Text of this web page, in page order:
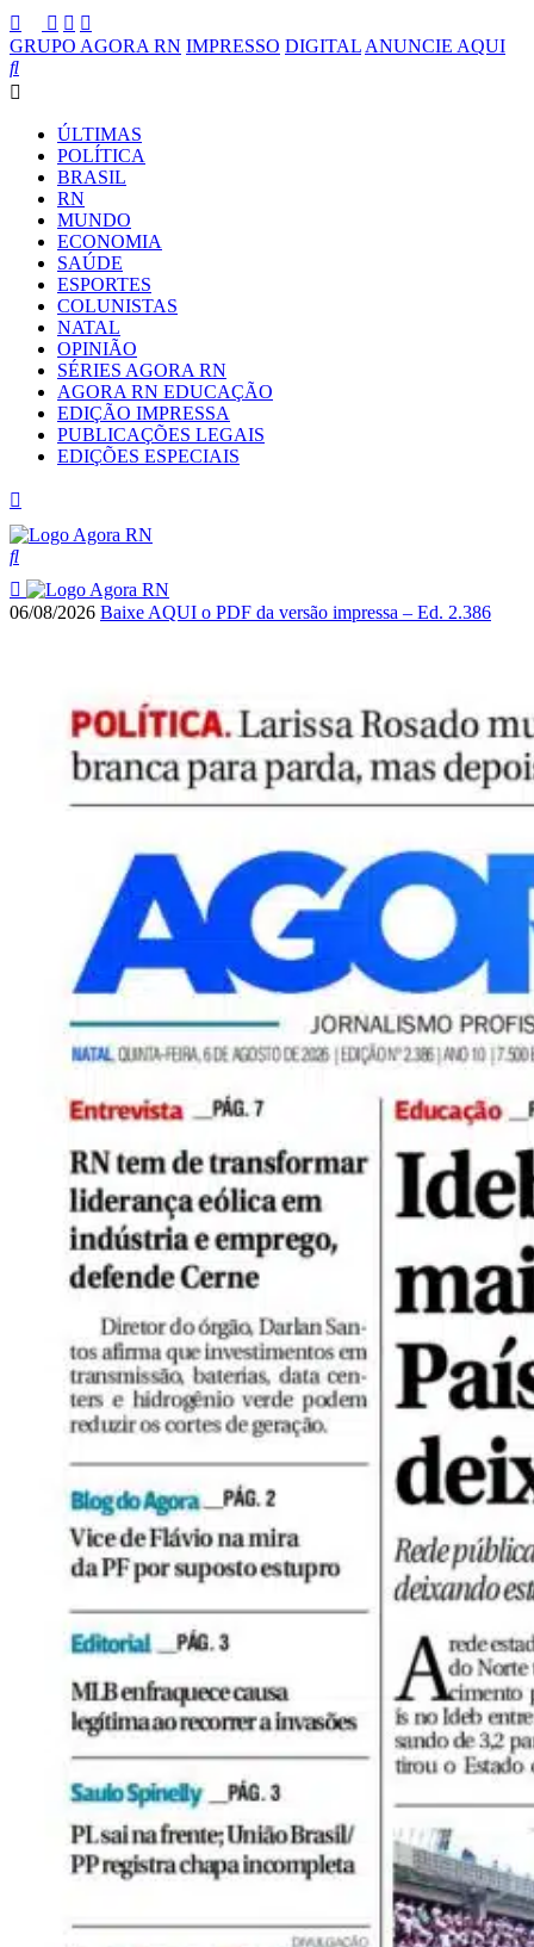
GRUPO AGORA RN IMPRESSO DIGITAL ANUNCIE AQUI
ÚLTIMAS
POLÍTICA
BRASIL
RN
MUNDO
ECONOMIA
SAÚDE
ESPORTES
COLUNISTAS
NATAL
OPINIÃO
SÉRIES AGORA RN
AGORA RN EDUCAÇÃO
EDIÇÃO IMPRESSA
PUBLICAÇÕES LEGAIS
EDIÇÕES ESPECIAIS
06/08/2026 Baixe AQUI o PDF da versão impressa – Ed. 2.386